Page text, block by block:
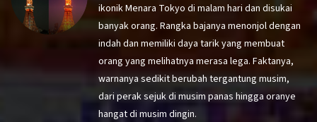
ikonik Menara Tokyo di malam hari dan disukai
banyak orang. Rangka bajanya menonjol dengan
indah dan memiliki daya tarik yang membuat
orang yang melihatnya merasa lega. Faktanya,
warnanya sedikit berubah tergantung musim,
dari perak sejuk di musim panas hingga oranye
hangat di musim dingin.